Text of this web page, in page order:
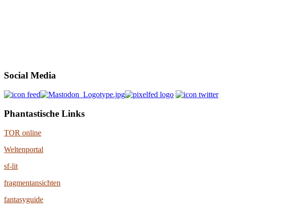
Social Media
Phantastische Links
TOR online
Weltenportal
sf-lit
fragmentansichten
fantasyguide